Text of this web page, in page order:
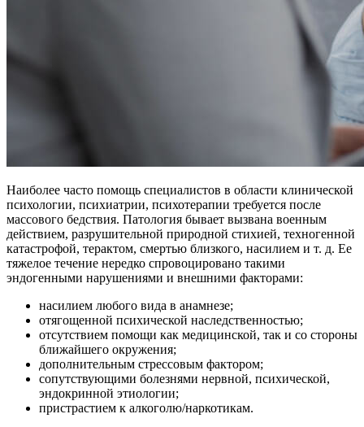
Наиболее часто помощь специалистов в области клинической
психологии, психиатрии, психотерапии требуется после
массового бедствия. Патология бывает вызвана военным
действием, разрушительной природной стихией, техногенной
катастрофой, терактом, смертью близкого, насилием и т. д. Ее
тяжелое течение нередко спровоцировано такими
эндогенными нарушениями и внешними факторами:
насилием любого вида в анамнезе;
отягощенной психической наследственностью;
отсутствием помощи как медицинской, так и со стороны
ближайшего окружения;
дополнительным стрессовым фактором;
сопутствующими болезнями нервной, психической,
эндокринной этиологии;
пристрастием к алкоголю/наркотикам.